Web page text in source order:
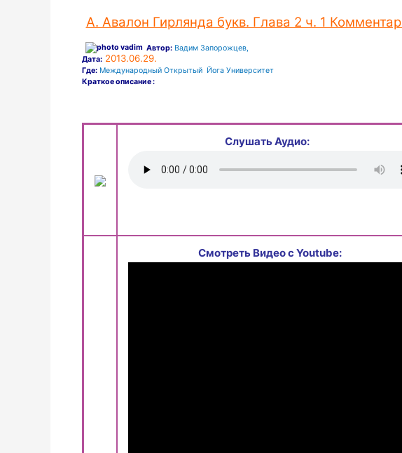
А. Авалон Гирлянда букв. Глава 2 ч. 1
Автор: Вадим Запорожцев,
Дата: 2013.06.29.
Где: Международный Открытый Йога Университет
Краткое описание :
Слушать Аудио:
Смотреть Видео с Youtube: